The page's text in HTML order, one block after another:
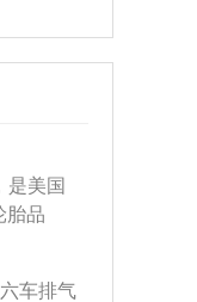
是美国
胎品
，这
车排气